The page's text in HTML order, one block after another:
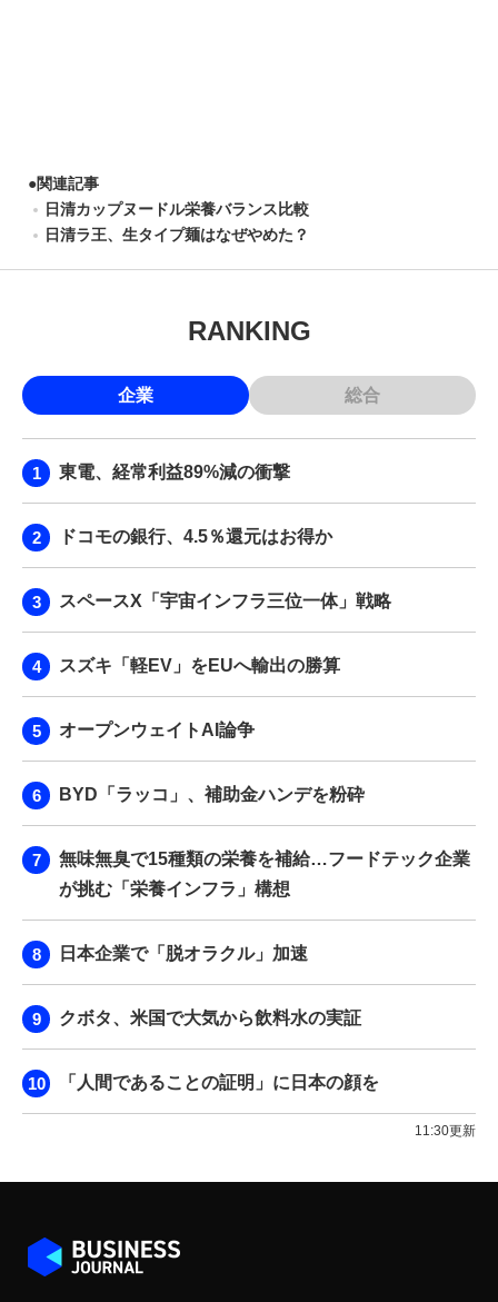
●関連記事
日清カップヌードル栄養バランス比較
日清ラ王、生タイプ麺はなぜやめた？
RANKING
企業 総合
東電、経常利益89%減の衝撃
ドコモの銀行、4.5％還元はお得か
スペースX「宇宙インフラ三位一体」戦略
スズキ「軽EV」をEUへ輸出の勝算
オープンウェイトAI論争
BYD「ラッコ」、補助金ハンデを粉砕
無味無臭で15種類の栄養を補給…フードテック企業
が挑む「栄養インフラ」構想
日本企業で「脱オラクル」加速
クボタ、米国で大気から飲料水の実証
「人間であることの証明」に日本の顔を
11:30更新